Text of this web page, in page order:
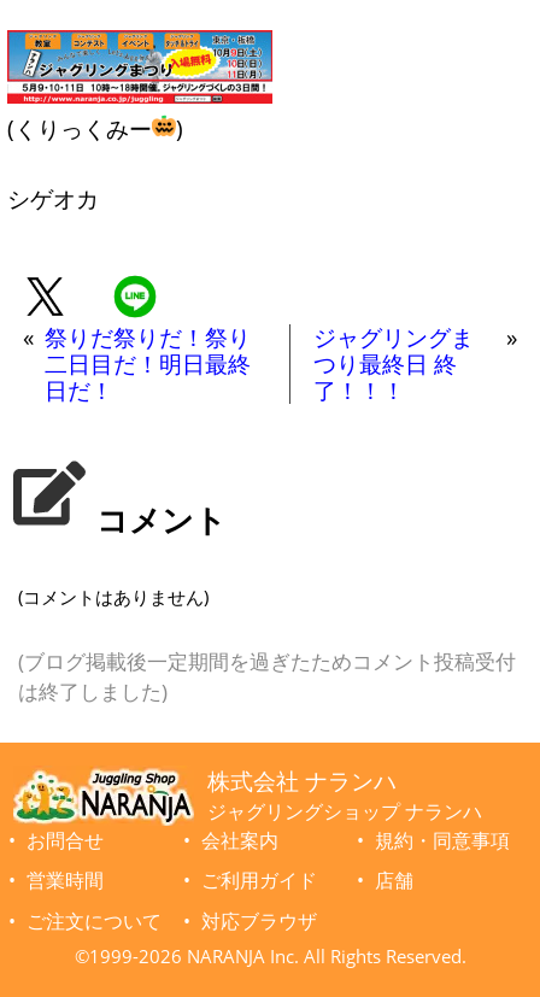
(くりっくみー )
シゲオカ
« 祭りだ祭りだ！祭り
二日目だ！明日最終
日だ！
ジャグリングま
つり最終日 終
了！！！
»
コメント
(コメントはありません)
(ブログ掲載後一定期間を過ぎたためコメント投稿受付
は終了しました)
株式会社 ナランハ
ジャグリングショップ ナランハ
お問合せ
会社案内
規約・同意事項
営業時間
ご利用ガイド
店舗
ご注文について
対応ブラウザ
©1999-2026 NARANJA Inc. All Rights Reserved.